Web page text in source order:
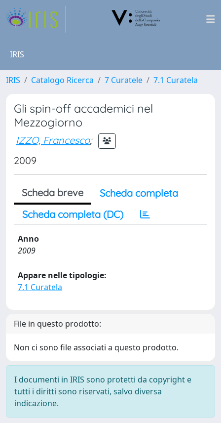
IRIS
IRIS Catalogo Ricerca 7 Curatele 7.1 Curatela
Gli spin-off accademici nel
Mezzogiorno
IZZO, Francesco;
2009
Scheda breve
Scheda completa
Scheda completa (DC)
Anno
2009
Appare nelle tipologie:
7.1 Curatela
File in questo prodotto:
Non ci sono file associati a questo prodotto.
I documenti in IRIS sono protetti da copyright e
tutti i diritti sono riservati, salvo diversa
indicazione.